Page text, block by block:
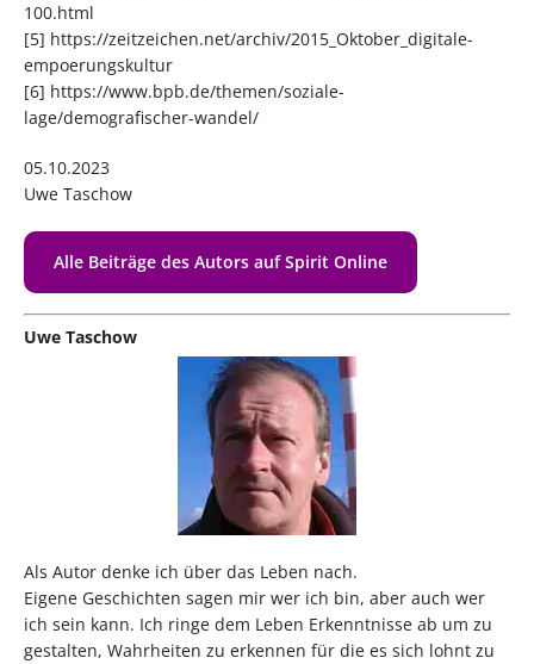
100.html
[5] https://zeitzeichen.net/archiv/2015_Oktober_digitale-
empoerungskultur
[6] https://www.bpb.de/themen/soziale-
lage/demografischer-wandel/
05.10.2023
Uwe Taschow
Alle Beiträge des Autors auf Spirit Online
Uwe Taschow
Als Autor denke ich über das Leben nach.
Eigene Geschichten sagen mir wer ich bin, aber auch wer
ich sein kann. Ich ringe dem Leben Erkenntnisse ab um zu
gestalten, Wahrheiten zu erkennen für die es sich lohnt zu